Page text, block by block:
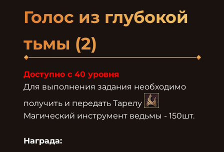
Голос из глубокой
тьмы (2)
Доступно с 40 уровня
Для выполнения задания необходимо
получить и передать Тарелу
Магический инструмент ведьмы - 150шт.
Награда: